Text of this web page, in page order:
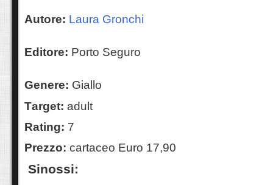
Autore: Laura Gronchi
Editore: Porto Seguro
Genere: Giallo
Target: adult
Rating: 7
Prezzo: cartaceo Euro 17,90
Sinossi: